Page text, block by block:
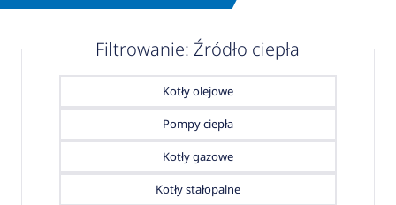
Filtrowanie: Źródło ciepła
Kotły olejowe
Pompy ciepła
Kotły gazowe
Kotły stałopalne